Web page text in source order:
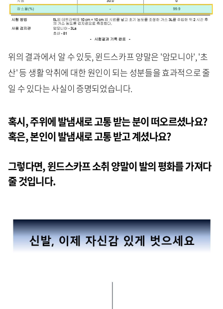
위의 결과에서 알 수 있듯, 윈드스카프 양말은 '암모니아', '초
산' 등 생활 악취에 대한 원인이 되는 성분들을 효과적으로 줄
일 수 있다는 사실이 증명되었습니다.
혹시, 주위에 발냄새로 고통 받는 분이 떠오르셨나요?
혹은, 본인이 발냄새로 고통 받고 계셨나요?
그렇다면, 윈드스카프 소취 양말이 발의 평화를 가져다
줄 것입니다.